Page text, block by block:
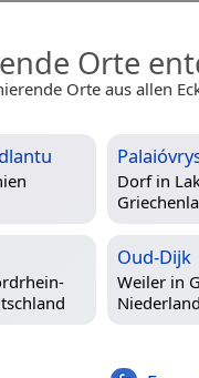
Orte
Orte aus allen
Dorf in
Oud-Dijk
Weiler in